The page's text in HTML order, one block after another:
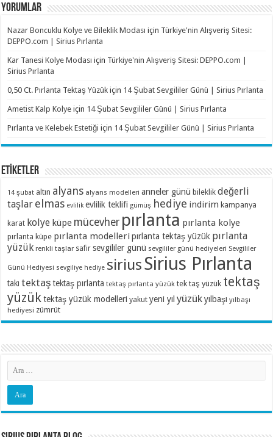
YORUMLAR
Nazar Boncuklu Kolye ve Bileklik Modası için Türkiye'nin Alışveriş Sitesi:
DEPPO.com | Sirius Pırlanta
Kar Tanesi Kolye Modası için Türkiye'nin Alışveriş Sitesi: DEPPO.com |
Sirius Pırlanta
0,50 Ct. Pırlanta Tektaş Yüzük için 14 Şubat Sevgililer Günü | Sirius Pırlanta
Ametist Kalp Kolye için 14 Şubat Sevgililer Günü | Sirius Pırlanta
Pırlanta ve Kelebek Estetiği için 14 Şubat Sevgililer Günü | Sirius Pırlanta
ETİKETLER
14 şubat altın alyans alyans modelleri anneler günü bileklik değerli
taşlar elmas evlilik evlilik teklifi gümüş hediye indirim kampanya
karat kolye küpe mücevher pırlanta pırlanta kolye
pırlanta küpe pırlanta modelleri pırlanta tektaş yüzük pırlanta
yüzük renkli taşlar safir sevgililer günü sevgililer günü hediyeleri Sevgililer
Günü Hediyesi sevgiliye hediye siriusSirius Pırlanta
takı tektaş tektaş pırlanta tektaş pırlanta yüzük tek taş yüzük tektaş
yüzük tektaş yüzük modelleri yakut yeni yıl yüzük yılbaşı yılbaşı
hediyesi zümrüt